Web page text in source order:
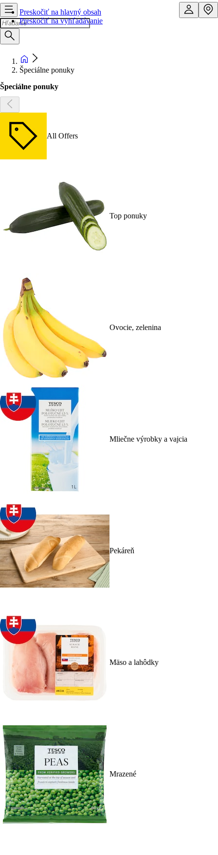
Preskočiť na hlavný obsah
Preskočiť na vyhľadávanie
Špeciálne ponuky
Špeciálne ponuky
All Offers
Top ponuky
Ovocie, zelenina
Mliečne výrobky a vajcia
Pekáreň
Mäso a lahôdky
Mrazené